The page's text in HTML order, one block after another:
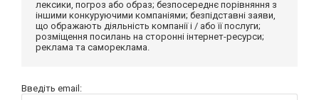
лексики, погроз або образ; безпосереднє порівняння з
іншими конкуруючими компаніями; безпідставні заяви,
що ображають діяльність компанії і / або її послуги;
розміщення посилань на сторонні інтернет-ресурси;
реклама та самореклама.
Введіть email: